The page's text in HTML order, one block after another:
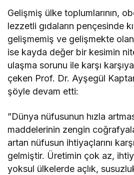
Gelişmiş ülke toplumlarının,
lezzetli gıdaların pençesinde
gelişmemiş ve gelişmekte
ise kayda değer bir kesimin
ulaşma sorunu ile karşı
çeken Prof. Dr. Ayşegül
şöyle devam etti:
”Dünya nüfusunun hızla
maddelerinin zengin
artan nüfusun ihtiyaçlarını
gelmiştir. Üretimin çok az,
yoksul ülkelerde açlık,